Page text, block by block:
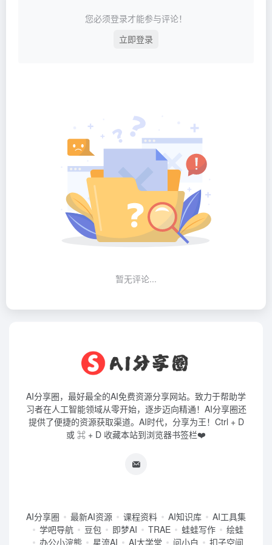
您必须登录才能参与评论！
立即登录
暂无评论...
AI分享圈，最好最全的AI免费资源分享网站。致力于帮助学
习者在人工智能领域从零开始，逐步迈向精通！AI分享圈还
提供了便捷的资源获取渠道。AI时代，分享为王！Ctrl + D
或 ⌘ + D 收藏本站到浏览器书签栏❤️
AI分享圈 最新AI资源 课程资料 AI知识库
AI工具集
学吧导航
豆包 即梦AI TRAE 蛙蛙写作
绘蛙
办公小浣熊
星流AI AI大学堂 问小白 扣子空间